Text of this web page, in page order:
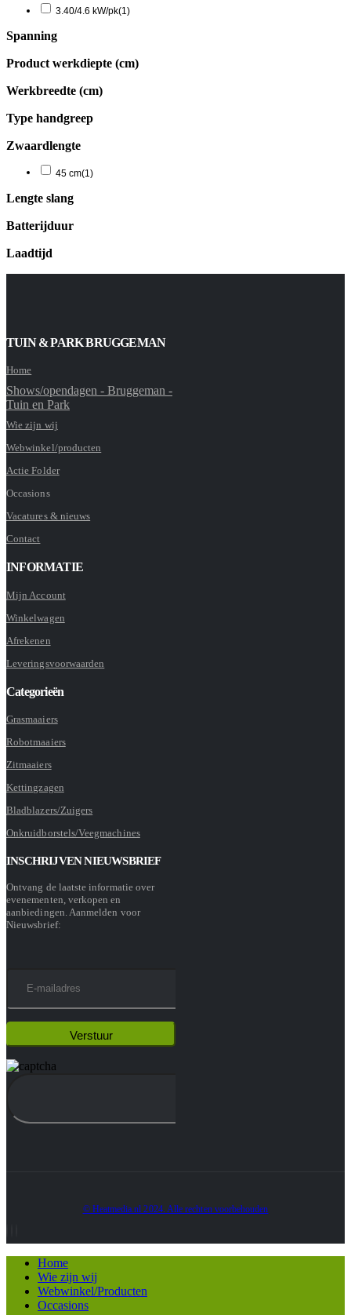
3.40/4.6 kW/pk(1)
Spanning
Product werkdiepte (cm)
Werkbreedte (cm)
Type handgreep
Zwaardlengte
45 cm(1)
Lengte slang
Batterijduur
Laadtijd
TUIN & PARK BRUGGEMAN
Home
Shows/opendagen - Bruggeman -
Tuin en Park
Wie zijn wij
Webwinkel/producten
Actie Folder
Occasions
Vacatures & nieuws
Contact
INFORMATIE
Mijn Account
Winkelwagen
Afrekenen
Leveringsvoorwaarden
Categorieën
Grasmaaiers
Robotmaaiers
Zitmaaiers
Kettingzagen
Bladblazers/Zuigers
Onkruidborstels/Veegmachines
INSCHRIJVEN NIEUWSBRIEF
Ontvang de laatste informatie over
evenementen, verkopen en
aanbiedingen. Aanmelden voor
Nieuwsbrief:
© Heatmedia.nl 2024. Alle rechten voorbehouden
Home
Wie zijn wij
Webwinkel/Producten
Occasions